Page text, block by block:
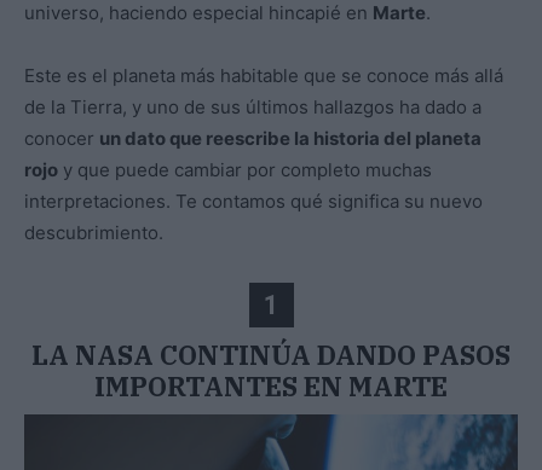
universo, haciendo especial hincapié en Marte.
Este es el planeta más habitable que se conoce más allá
de la Tierra, y uno de sus últimos hallazgos ha dado a
conocer un dato que reescribe la historia del planeta
rojo y que puede cambiar por completo muchas
interpretaciones. Te contamos qué significa su nuevo
descubrimiento.
1
LA NASA CONTINÚA DANDO PASOS
IMPORTANTES EN MARTE